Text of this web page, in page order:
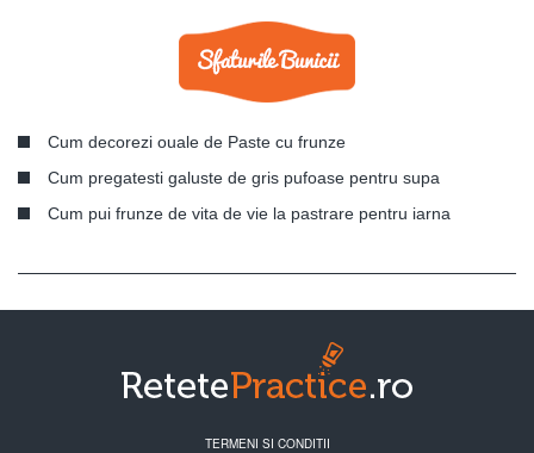
Cum decorezi ouale de Paste cu frunze
Cum pregatesti galuste de gris pufoase pentru supa
Cum pui frunze de vita de vie la pastrare pentru iarna
TERMENI SI CONDITII